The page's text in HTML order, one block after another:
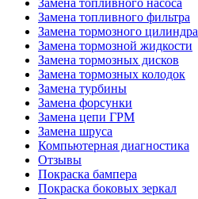
Замена топливного насоса
Замена топливного фильтра
Замена тормозного цилиндра
Замена тормозной жидкости
Замена тормозных дисков
Замена тормозных колодок
Замена турбины
Замена форсунки
Замена цепи ГРМ
Замена шруса
Компьютерная диагностика
Отзывы
Покраска бампера
Покраска боковых зеркал